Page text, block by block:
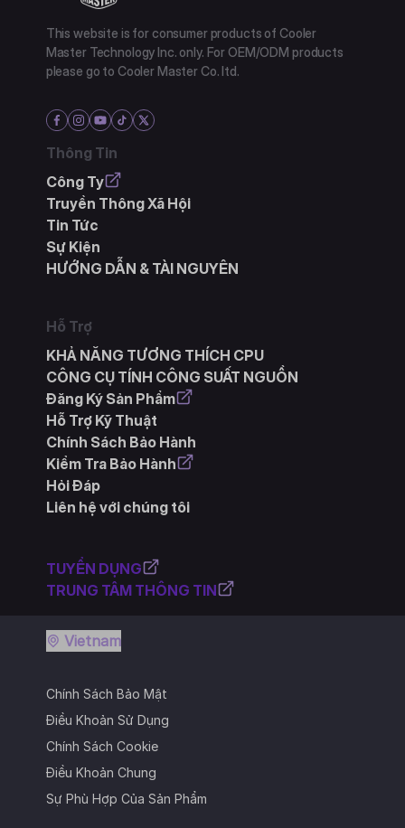
This website is for consumer products of Cooler
Master Technology Inc. only. For OEM/ODM products
please go to Cooler Master Co. ltd.
Thông Tin
Công Ty
Truyền Thông Xã Hội
Tin Tức
Sự Kiện
HƯỚNG DẪN & TÀI NGUYÊN
Hỗ Trợ
KHẢ NĂNG TƯƠNG THÍCH CPU
CÔNG CỤ TÍNH CÔNG SUẤT NGUỒN
Đăng Ký Sản Phẩm
Hỗ Trợ Kỹ Thuật
Chính Sách Bảo Hành
Kiểm Tra Bảo Hành
Hỏi Đáp
Liên hệ với chúng tôi
TUYỂN DỤNG
TRUNG TÂM THÔNG TIN
Chính Sách Bảo Mật
Điều Khoản Sử Dụng
Chính Sách Cookie
Điều Khoản Chung
Sự Phù Hợp Của Sản Phẩm
Vietnam